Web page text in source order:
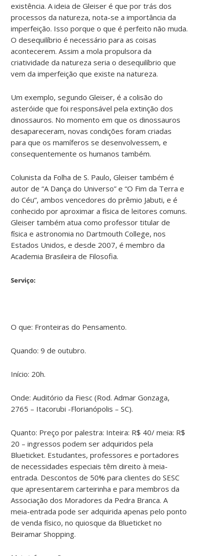
existência. A ideia de Gleiser é que por trás dos
processos da natureza, nota-se a importância da
imperfeição. Isso porque o que é perfeito não muda.
O desequilíbrio é necessário para as coisas
acontecerem. Assim a mola propulsora da
criatividade da natureza seria o desequilíbrio que
vem da imperfeição que existe na natureza.
Um exemplo, segundo Gleiser, é a colisão do
asteróide que foi responsável pela extinção dos
dinossauros. No momento em que os dinossauros
desapareceram, novas condições foram criadas
para que os mamíferos se desenvolvessem, e
consequentemente os humanos também.
Colunista da Folha de S. Paulo, Gleiser também é
autor de “A Dança do Universo” e “O Fim da Terra e
do Céu”, ambos vencedores do prêmio Jabuti, e é
conhecido por aproximar a física de leitores comuns.
Gleiser também atua como professor titular de
física e astronomia no Dartmouth College, nos
Estados Unidos, e desde 2007, é membro da
Academia Brasileira de Filosofia.
Serviço:
O que: Fronteiras do Pensamento.
Quando: 9 de outubro.
Início: 20h.
Onde: Auditório da Fiesc (Rod. Admar Gonzaga,
2765 – Itacorubi -Florianópolis – SC).
Quanto: Preço por palestra: Inteira: R$ 40/ meia: R$
20 – ingressos podem ser adquiridos pela
Blueticket. Estudantes, professores e portadores
de necessidades especiais têm direito à meia-
entrada. Descontos de 50% para clientes do SESC
que apresentarem carteirinha e para membros da
Associação dos Moradores da Pedra Branca. A
meia-entrada pode ser adquirida apenas pelo ponto
de venda físico, no quiosque da Blueticket no
Beiramar Shopping.